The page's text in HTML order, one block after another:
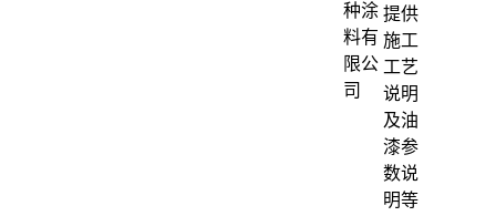
种涂
料有
限公
司
提供
施工
工艺
说明
及油
漆参
数说
明等